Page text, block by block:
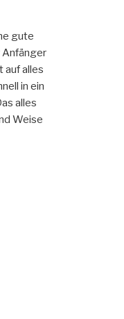
gute
Anfänger
auf alles
in ein
alles
Weise